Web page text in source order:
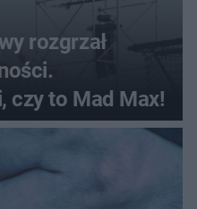
rozgrzał
czy to Mad Max!